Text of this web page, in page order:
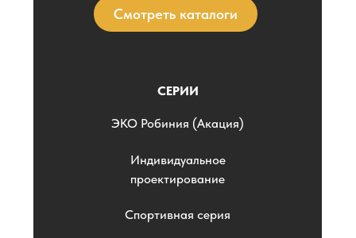
Смотреть каталоги
СЕРИИ
ЭKO Робиния (Акация)
Спортивная серия
Индивидуальное
проектирование